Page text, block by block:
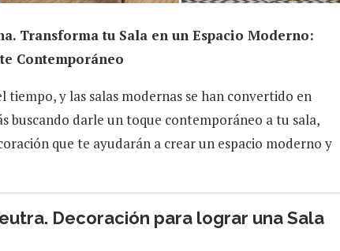
Transforma tu Sala en un Espacio Moderno:
Contemporáneo
y las salas modernas se han convertido en
buscando darle un toque contemporáneo a tu sala,
que te ayudarán a crear un espacio moderno y
Decoración para lograr una Sala